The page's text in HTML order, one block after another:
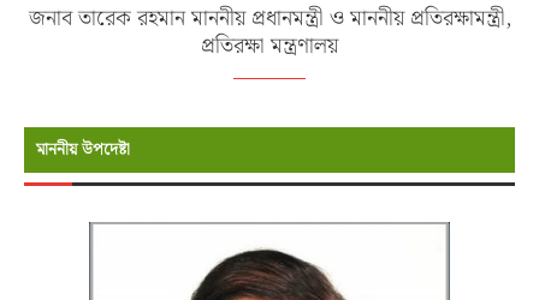
জনাব তারেক রহমান মাননীয় প্রধানমন্ত্রী ও মাননীয় প্রতিরক্ষামন্ত্রী,
প্রতিরক্ষা মন্ত্রণালয়
মাননীয় উপদেষ্টা